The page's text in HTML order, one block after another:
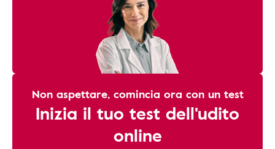
Non aspettare, comincia ora con un test
Inizia il tuo test dell'udito
online